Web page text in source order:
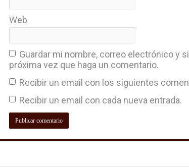
Web
Guardar mi nombre, correo electrónico y
próxima vez que haga un comentario.
Recibir un email con los siguientes
Recibir un email con cada nueva entrada.